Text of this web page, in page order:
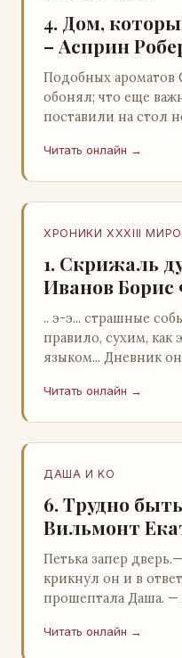
4. Дом,
– Асприн
Подобных ароматов
обонял; что еще
поставили на стол
Скитер опрокин…
Читать онлайн →
ХРОНИКИ XXXIII
1. Скрижаль
Иванов
.. э-э... страшные
правило, сухим, как
языком... Дневник
Читать онлайн →
ДАША И KO
6. Трудно
Вильмонт
Петька запер
крикнул он и в
прошептала Даша.
…
Читать онлайн →